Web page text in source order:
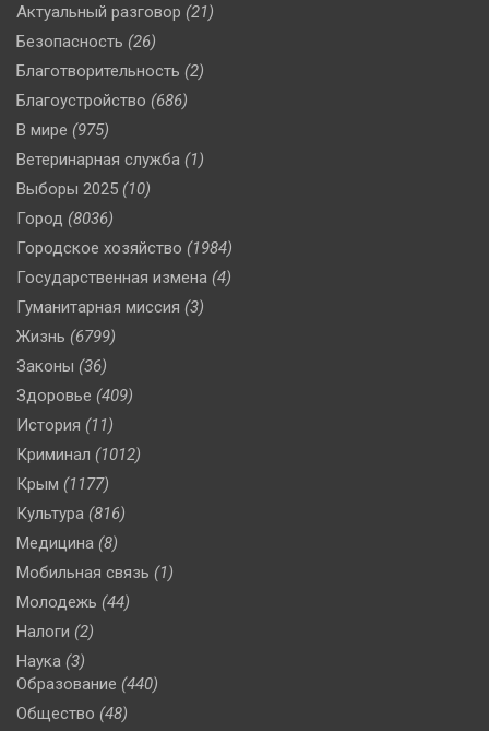
Актуальный разговор (21)
Безопасность (26)
Благотворительность (2)
Благоустройство (686)
В мире (975)
Ветеринарная служба (1)
Выборы 2025 (10)
Город (8036)
Городское хозяйство (1984)
Государственная измена (4)
Гуманитарная миссия (3)
Жизнь (6799)
Законы (36)
Здоровье (409)
История (11)
Криминал (1012)
Крым (1177)
Культура (816)
Медицина (8)
Мобильная связь (1)
Молодежь (44)
Налоги (2)
Наука (3)
Образование (440)
Общество (48)